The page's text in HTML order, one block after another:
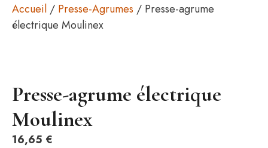
Accueil / Presse-Agrumes / Presse-agrume
électrique Moulinex
Presse-agrume électrique
Moulinex
16,65 €